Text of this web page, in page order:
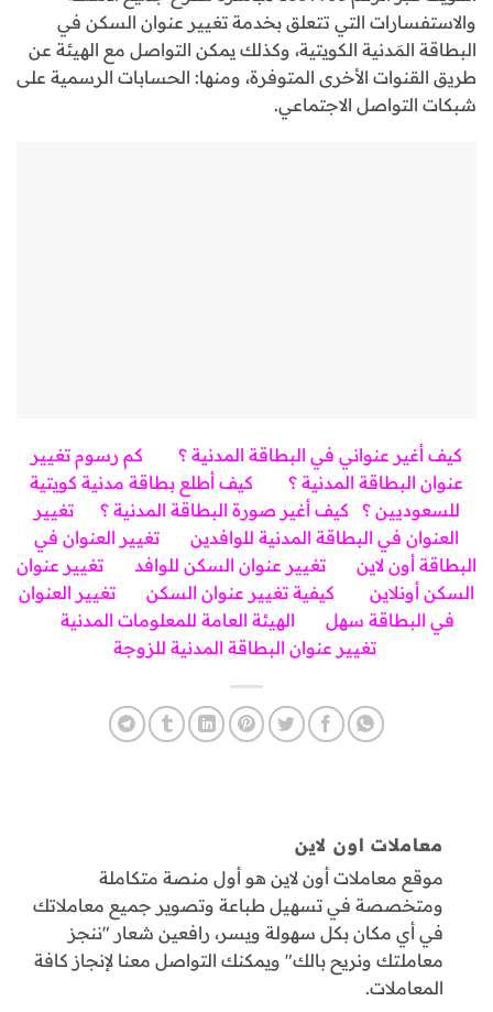
والاستفسارات التي تتعلق بخدمة تغيير عنوان السكن في
البطاقة المَدنية الكويتية، وكذلك يمكن التواصل مع الهيئة عن
طريق القنوات الأخرى المتوفرة، ومنها: الحسابات الرسمية على
شبكات التواصل الاجتماعي.
كيف أغير عنواني في البطاقة المدنية ؟
كم رسوم تغيير
عنوان البطاقة المدنية ؟
كيف أطلع بطاقة مدنية كويتية
للسعوديين ؟ كيف أغير صورة البطاقة المدنية ؟
تغيير
العنوان في البطاقة المدنية للوافدين
تغيير العنوان في
البطاقة أون لاين
تغيير عنوان السكن للوافد
تغيير عنوان
السكن أونلاين
كيفية تغيير عنوان السكن
تغيير العنوان
في البطاقة سهل
الهيئة العامة للمعلومات المدنية
تغيير عنوان البطاقة المدنية للزوجة
معاملات اون لاين
موقع معاملات أون لاين هو أول منصة متكاملة
ومتخصصة في تسهيل طباعة وتصوير جميع معاملاتك
في أي مكان بكل سهولة ويسر، رافعين شعار "ننجز
معاملتك ونريح بالك" ويمكنك التواصل معنا لإنجاز كافة
المعاملات.